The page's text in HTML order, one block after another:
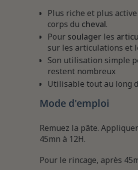
Plus riche et plus
corps du cheval.
Pour soulager les
sur les articulations et
Son utilisation simple
restent nombreux
Utilisable tout au long
Mode d'emploi
Remuez la pâte.
45mn à 12H.
Pour le rincage, après